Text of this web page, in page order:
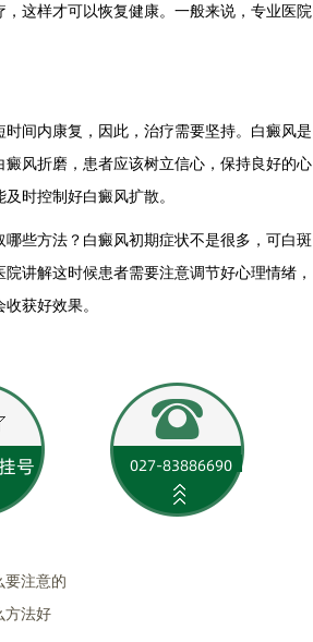
这样才可以恢复健康。一般来说，专业医院
间内康复，因此，治疗需要坚持。白癜风是
风折磨，患者应该树立信心，保持良好的心
时控制好白癜风扩散。
些方法？白癜风初期症状不是很多，可白斑
院讲解这时候患者需要注意调节好心理情绪，
获好效果。
要注意的
方法好